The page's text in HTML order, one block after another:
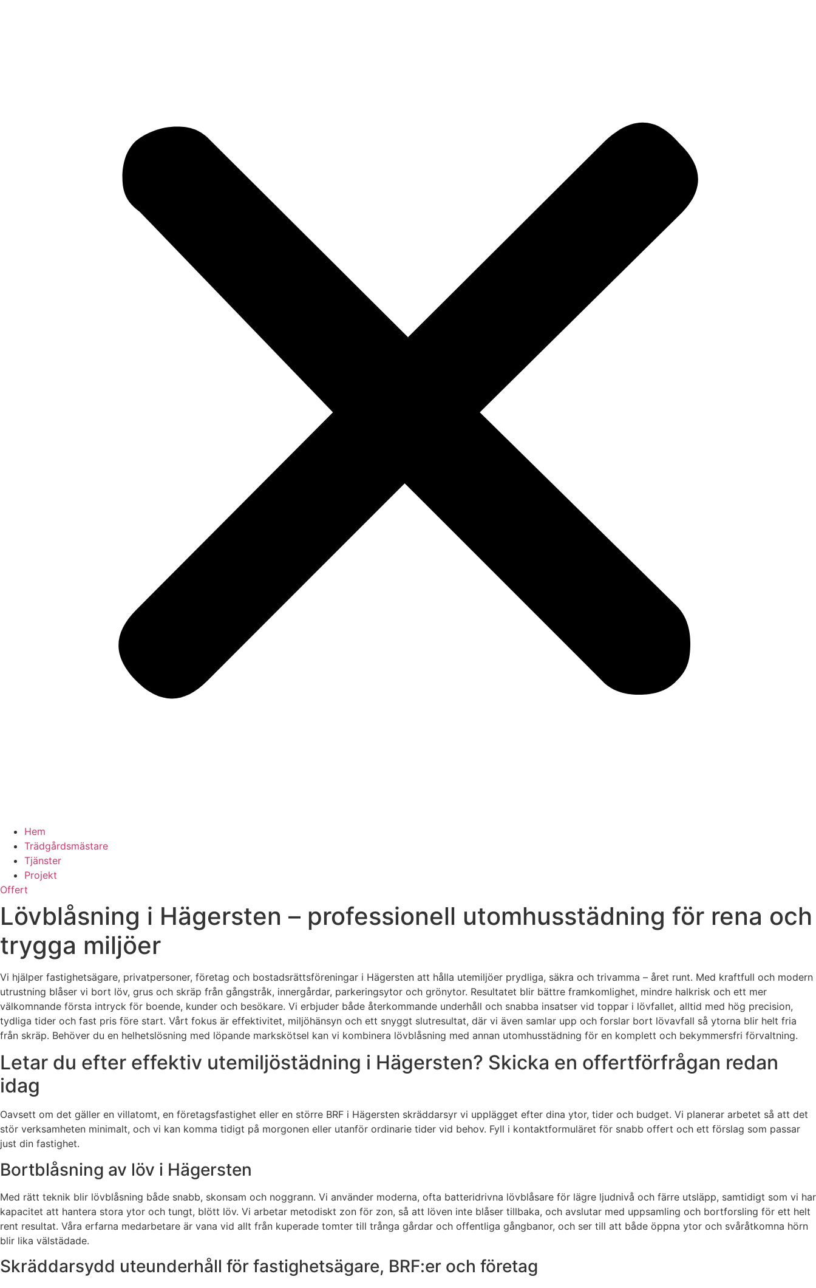
Hem
Trädgårdsmästare
Tjänster
Projekt
Offert
Lövblåsning i Hägersten – professionell utomhusstädning för rena och
trygga miljöer
Vi hjälper fastighetsägare, privatpersoner, företag och bostadsrättsföreningar i Hägersten att hålla utemiljöer prydliga, säkra och trivamma – året runt. Med kraftfull och modern
utrustning blåser vi bort löv, grus och skräp från gångstråk, innergårdar, parkeringsytor och grönytor. Resultatet blir bättre framkomlighet, mindre halkrisk och ett mer
välkomnande första intryck för boende, kunder och besökare. Vi erbjuder både återkommande underhåll och snabba insatser vid toppar i lövfallet, alltid med hög precision,
tydliga tider och fast pris före start. Vårt fokus är effektivitet, miljöhänsyn och ett snyggt slutresultat, där vi även samlar upp och forslar bort lövavfall så ytorna blir helt fria
från skräp. Behöver du en helhetslösning med löpande markskötsel kan vi kombinera lövblåsning med annan utomhusstädning för en komplett och bekymmersfri förvaltning.
Letar du efter effektiv utemiljöstädning i Hägersten? Skicka en offertförfrågan redan
idag
Oavsett om det gäller en villatomt, en företagsfastighet eller en större BRF i Hägersten skräddarsyr vi upplägget efter dina ytor, tider och budget. Vi planerar arbetet så att det
stör verksamheten minimalt, och vi kan komma tidigt på morgonen eller utanför ordinarie tider vid behov. Fyll i kontaktformuläret för snabb offert och ett förslag som passar
just din fastighet.
Bortblåsning av löv i Hägersten
Med rätt teknik blir lövblåsning både snabb, skonsam och noggrann. Vi använder moderna, ofta batteridrivna lövblåsare för lägre ljudnivå och färre utsläpp, samtidigt som vi har
kapacitet att hantera stora ytor och tungt, blött löv. Vi arbetar metodiskt zon för zon, så att löven inte blåser tillbaka, och avslutar med uppsamling och bortforsling för ett helt
rent resultat. Våra erfarna medarbetare är vana vid allt från kuperade tomter till trånga gårdar och offentliga gångbanor, och ser till att både öppna ytor och svåråtkomna hörn
blir lika välstädade.
Skräddarsydd uteunderhåll för fastighetsägare, BRF:er och företag